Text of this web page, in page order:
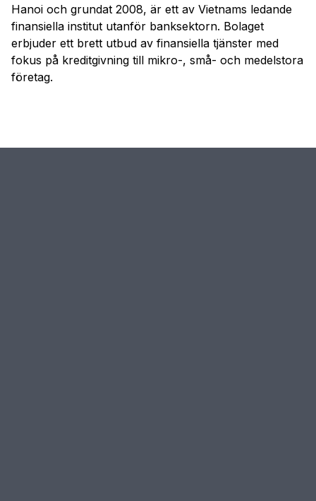
Hanoi och grundat 2008, är ett av Vietnams ledande
finansiella institut utanför banksektorn. Bolaget
erbjuder ett brett utbud av finansiella tjänster med
fokus på kreditgivning till mikro-, små- och medelstora
företag.